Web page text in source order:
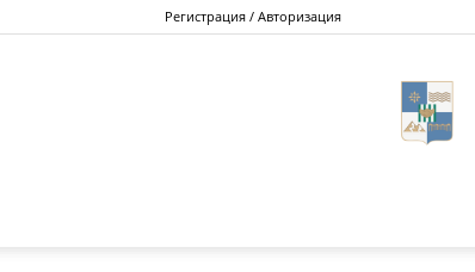
Регистрация / Авторизация